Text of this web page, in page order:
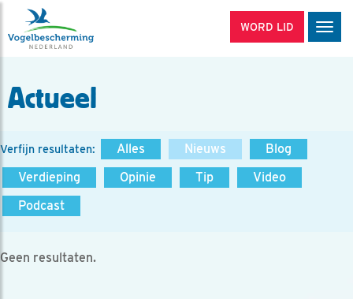
WORD LID
Actueel
Verfijn resultaten: Alles Nieuws
Blog
Verdieping
Opinie Tip
Video
Podcast
Geen resultaten.